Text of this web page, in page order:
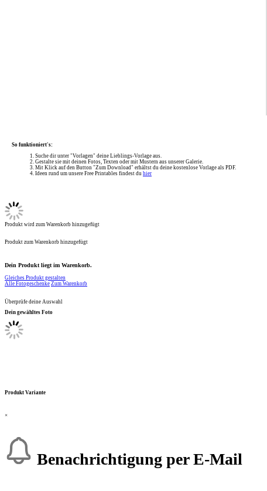
So funktioniert's:
Suche dir unter "Vorlagen" deine Lieblings-Vorlage aus.
Gestalte sie mit deinen Fotos, Texten oder mit Mustern aus unserer Galerie.
Mit Klick auf den Button "Zum Download" erhältst du deine kostenlose Vorlage als PDF.
Ideen rund um unsere Free Printables findest du hier
Produkt wird zum Warenkorb hinzugefügt
Produkt zum Warenkorb hinzugefügt
Dein Produkt liegt im Warenkorb.
Gleiches Produkt gestalten
Alle Fotogeschenke Zum Warenkorb
Überprüfe deine Auswahl
Dein gewähltes Foto
Produkt Variante
×
Benachrichtigung per E-Mail